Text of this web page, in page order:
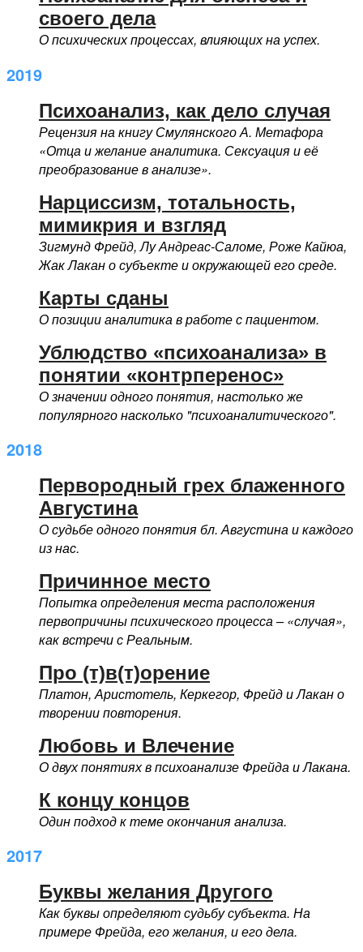
своего дела
О психических процессах, влияющих на успех.
2019
Психоанализ, как дело случая
Рецензия на книгу Смулянского А. Метафора
«Отца и желание аналитика. Сексуация и её
преобразование в анализе».
Нарциссизм, тотальность,
мимикрия и взгляд
Зигмунд Фрейд, Лу Андреас-Саломе, Роже Кайюа,
Жак Лакан о субъекте и окружающей его среде.
Карты сданы
О позиции аналитика в работе с пациентом.
Ублюдство «психоанализа» в
понятии «контрперенос»
О значении одного понятия, настолько же
популярного насколько "психоаналитического".
2018
Первородный грех блаженного
Августина
О судьбе одного понятия бл. Августина и каждого
из нас.
Причинное место
Попытка определения места расположения
первопричины психического процесса – «случая»,
как встречи с Реальным.
Про (т)в(т)орение
Платон, Аристотель, Керкегор, Фрейд и Лакан о
творении повторения.
Любовь и Влечение
О двух понятиях в психоанализе Фрейда и Лакана.
К концу концов
Один подход к теме окончания анализа.
2017
Буквы желания Другого
Как буквы определяют судьбу субъекта. На
примере Фрейда, его желания, и его дела.